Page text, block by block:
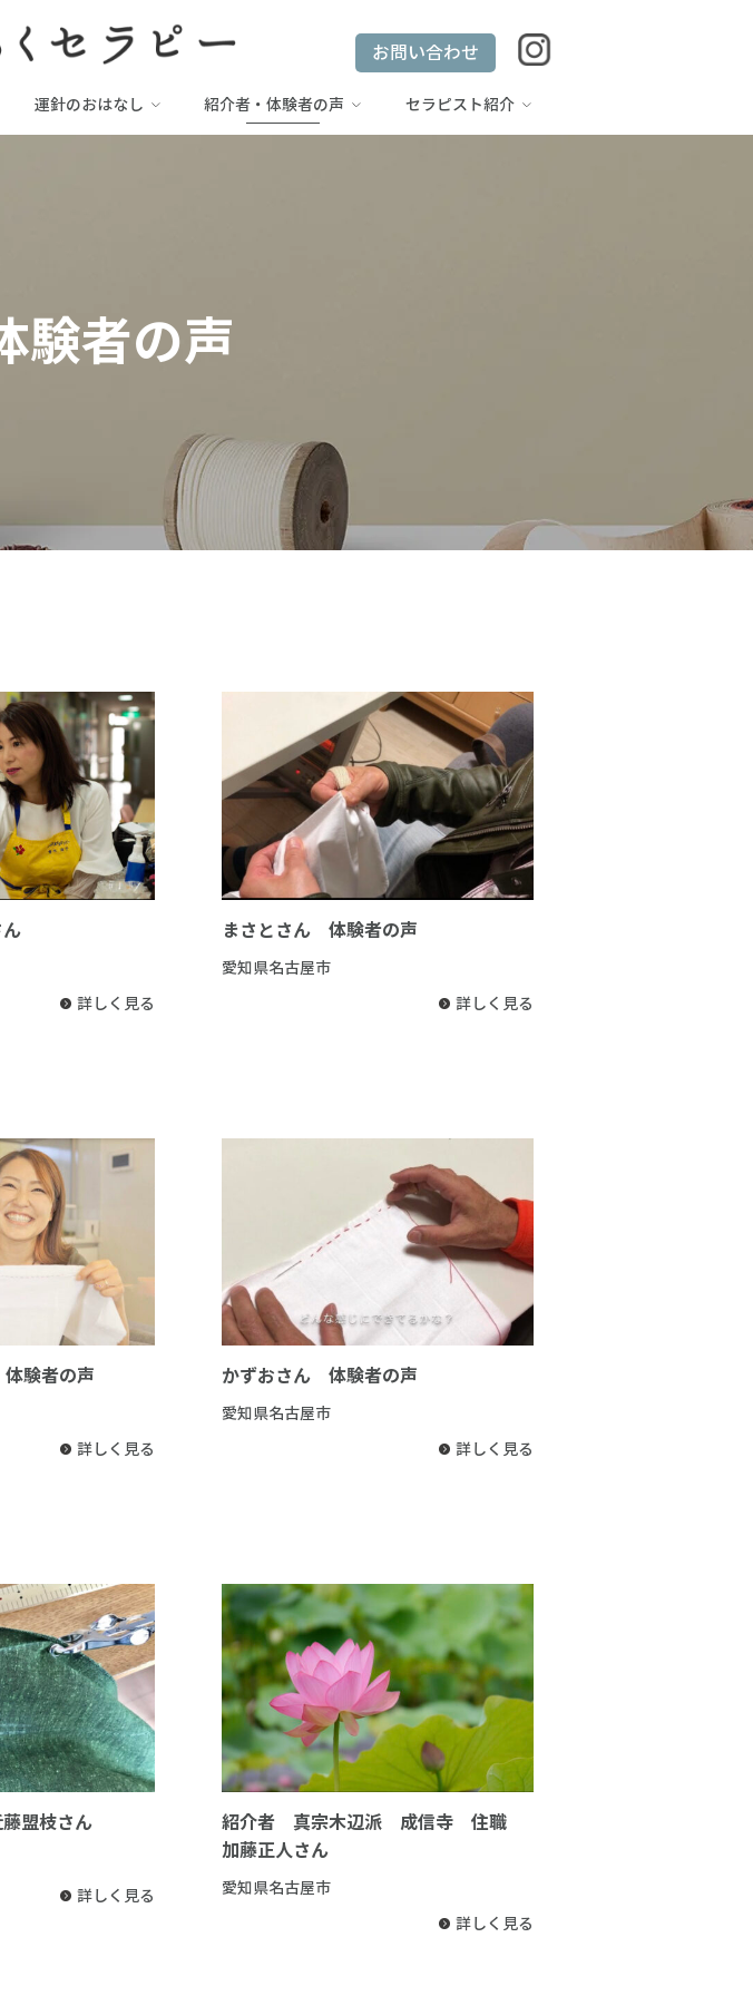
お問い合わせ
運針のおはなし 紹介者・体験者の声 セラピスト紹介
験者の声
詳しく見る
まさとさん 体験者の声
愛知県名古屋市
詳しく見る
験者の声
詳しく見る
かずおさん 体験者の声
愛知県名古屋市
詳しく見る
盟枝さん
詳しく見る
紹介者 真宗木辺派 成信寺 住職
加藤正人さん
愛知県名古屋市
詳しく見る